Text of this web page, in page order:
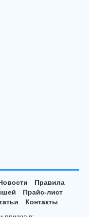
Правила
Прайс-лист
Контакты